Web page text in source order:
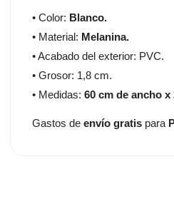
• Color: Blanco.
• Material: Melanina.
• Acabado del exterior: PVC.
• Grosor: 1,8 cm.
• Medidas:60 cm de ancho
Gastos deenvío gratis para